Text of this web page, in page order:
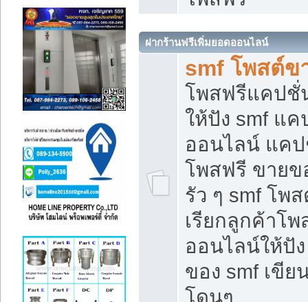
ฝากร้านฟรีเพิ่มยอดออนไลน์
smf โพสต์ข
โพสฟรีแคปชั่
ให้ปัง smf แ
ออนไลน์ แค
โพสฟรี ขายข
รัว ๆ smf โพ
เรียกลูกค้าโ
ออนไลน์ให้ปั
ของ smf เขี
โดนๆ